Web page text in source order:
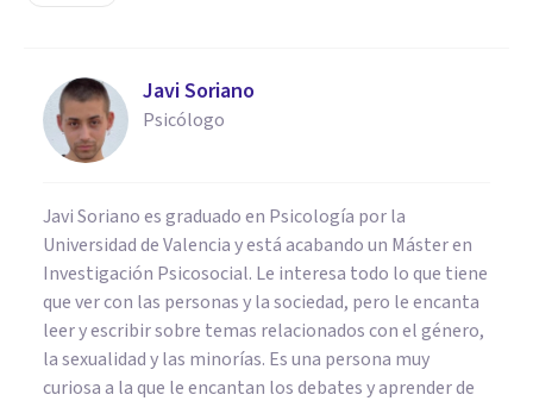
Javi Soriano
Psicólogo
Javi Soriano es graduado en Psicología por la
Universidad de Valencia y está acabando un Máster en
Investigación Psicosocial. Le interesa todo lo que tiene
que ver con las personas y la sociedad, pero le encanta
leer y escribir sobre temas relacionados con el género,
la sexualidad y las minorías. Es una persona muy
curiosa a la que le encantan los debates y aprender de